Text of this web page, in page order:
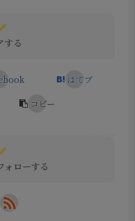
する
はてブ
コピー
ォローする